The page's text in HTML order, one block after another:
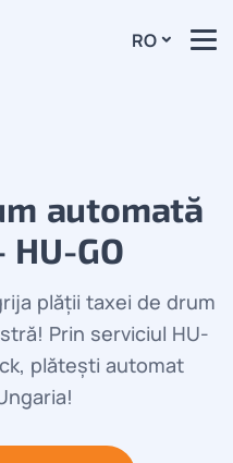
RO
automată
GO
plății taxei de drum
Prin serviciul HU-
plătești automat